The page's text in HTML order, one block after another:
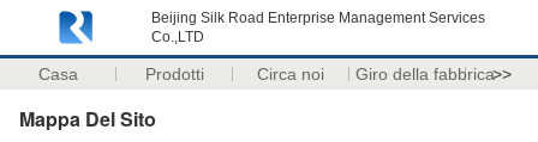
Beijing Silk Road Enterprise Management Services
Co.,LTD
Casa Prodotti Circa noi Giro della fabbrica>>
Mappa Del Sito